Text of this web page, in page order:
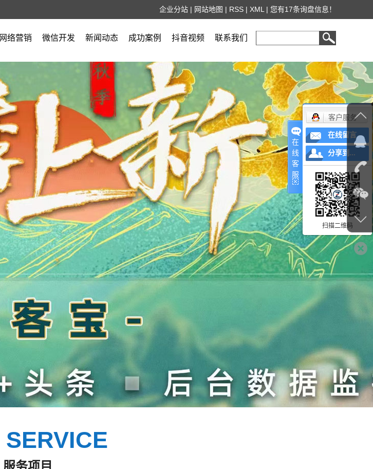
企业分站 | 网站地图 | RSS | XML | 您有17条询盘信息！
网络营销 微信开发 新闻动态
公司新闻
成功案例 抖音视频 联系我们
SERVICE
服务项目
在
线
客
服
客户服务
在线留言
分享到...
扫描二维码